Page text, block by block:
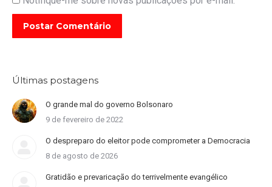
Postar Comentário
Últimas postagens
O grande mal do governo Bolsonaro
9 de fevereiro de 2022
O despreparo do eleitor pode comprometer a Democracia
8 de agosto de 2026
Gratidão e prevaricação do terrivelmente evangélico